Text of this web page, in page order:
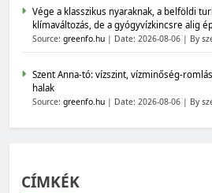
Vége a klasszikus nyaraknak, a belföldi
klímaváltozás, de a gyógyvízkincsre alig
Source: greenfo.hu Date: 2026-08-06 By
Szent Anna-tó: vízszint, vízminőség-
halak
Source: greenfo.hu Date: 2026-08-06 By
CÍMKÉK